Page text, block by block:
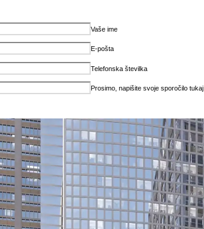
Vaše ime
E-pošta
Telefonska številka
Prosimo, napišite svoje sporočilo tukaj